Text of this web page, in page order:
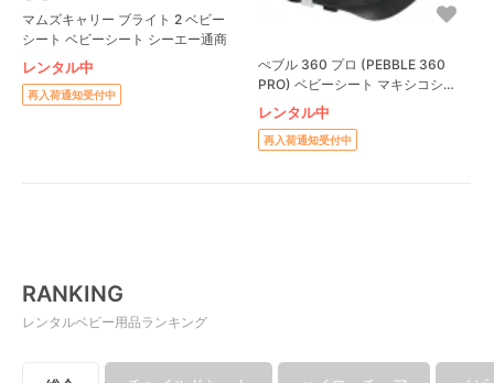
マムズキャリー ブライト 2 ベビー
シート ベビーシート シーエー通商
レンタル中
再入荷通知受付中
ぺブル 360 プロ (PEBBLE 360
PRO) ベビーシート マキシコシ
(Maxi-Cosi)
レンタル中
再入荷通知受付中
RANKING
レンタルベビー用品ランキング